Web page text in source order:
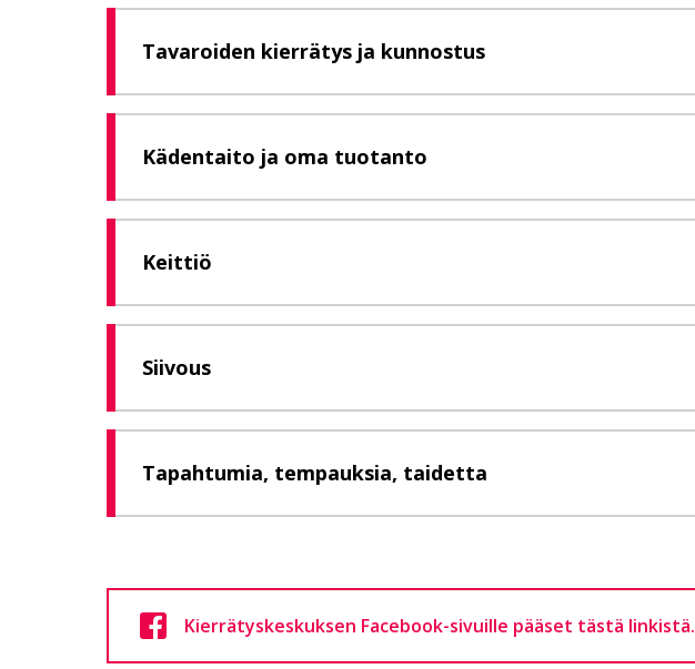
Tavaroiden kierrätys ja kunnostus
Kädentaito ja oma tuotanto
Keittiö
Siivous
Tapahtumia, tempauksia, taidetta
Kierrätyskeskuksen Facebook-sivuille pääset tästä linkistä.